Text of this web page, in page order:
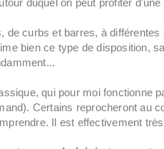
duquel on peut profiter
de curbs et barres, à
bien ce type de disposition,
qui pour moi fonctionne
Certains reprocheront au
Il est effectivement